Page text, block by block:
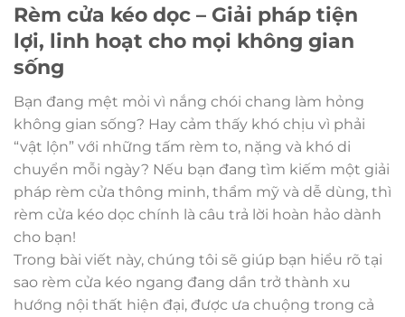
Rèm cửa kéo dọc – Giải pháp tiện
lợi, linh hoạt cho mọi không gian
sống
Bạn đang mệt mỏi vì nắng chói chang làm hỏng
không gian sống? Hay cảm thấy khó chịu vì phải
“vật lộn” với những tấm rèm to, nặng và khó di
chuyển mỗi ngày? Nếu bạn đang tìm kiếm một giải
pháp rèm cửa thông minh, thẩm mỹ và dễ dùng, thì
rèm cửa kéo dọc chính là câu trả lời hoàn hảo dành
cho bạn!
Trong bài viết này, chúng tôi sẽ giúp bạn hiểu rõ tại
sao rèm cửa kéo ngang đang dần trở thành xu
hướng nội thất hiện đại, được ưa chuộng trong cả